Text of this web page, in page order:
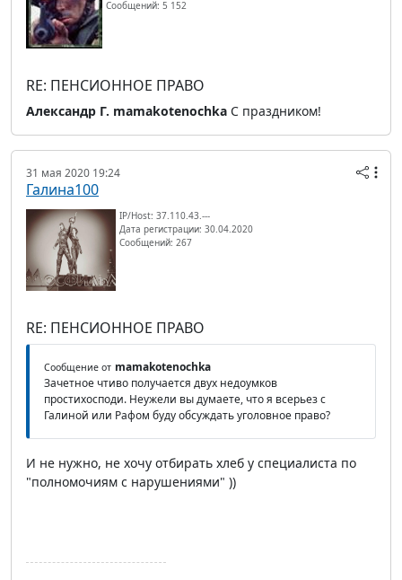
Сообщений: 5 152
RE: ПЕНСИОННОЕ ПРАВО
Александр Г. mamakotenochka С праздником!
31 мая 2020 19:24
Галина100
IP/Host: 37.110.43.---
Дата регистрации: 30.04.2020
Сообщений: 267
RE: ПЕНСИОННОЕ ПРАВО
Сообщение от mamakotenochka
Зачетное чтиво получается двух недоумков
простихосподи. Неужели вы думаете, что я всерьез с
Галиной или Рафом буду обсуждать уголовное право?
И не нужно, не хочу отбирать хлеб у специалиста по
"полномочиям с нарушениями" ))